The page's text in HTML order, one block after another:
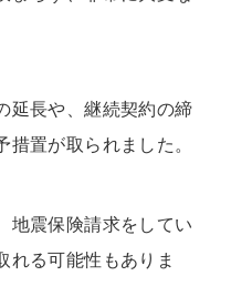
延長や、継続契約の締
置が取られました。
地震保険請求をしてい
れる可能性もありま